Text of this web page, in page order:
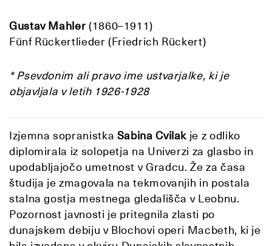
Gustav Mahler (1860–1911)
Fünf Rückertlieder (Friedrich Rückert)
* Psevdonim ali pravo ime ustvarjalke, ki je
objavljala v letih 1926-1928
Izjemna sopranistka Sabina Cvilak je z odliko
diplomirala iz solopetja na Univerzi za glasbo in
upodabljajočo umetnost v Gradcu. Že za časa
študija je zmagovala na tekmovanjih in postala
stalna gostja mestnega gledališča v Leobnu.
Pozornost javnosti je pritegnila zlasti po
dunajskem debiju v Blochovi operi Macbeth, ki je